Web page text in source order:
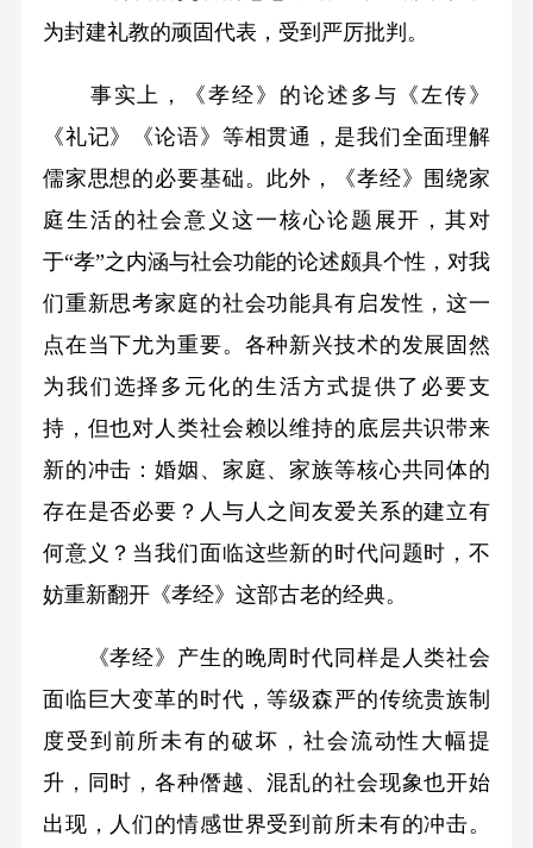
为封建礼教的顽固代表，受到严厉批判。
事实上，《孝经》的论述多与《左传》
《礼记》《论语》等相贯通，是我们全面理解
儒家思想的必要基础。此外，《孝经》围绕家
庭生活的社会意义这一核心论题展开，其对
于“孝”之内涵与社会功能的论述颇具个性，对我
们重新思考家庭的社会功能具有启发性，这一
点在当下尤为重要。各种新兴技术的发展固然
为我们选择多元化的生活方式提供了必要支
持，但也对人类社会赖以维持的底层共识带来
新的冲击：婚姻、家庭、家族等核心共同体的
存在是否必要？人与人之间友爱关系的建立有
何意义？当我们面临这些新的时代问题时，不
妨重新翻开《孝经》这部古老的经典。
《孝经》产生的晚周时代同样是人类社会
面临巨大变革的时代，等级森严的传统贵族制
度受到前所未有的破坏，社会流动性大幅提
升，同时，各种僭越、混乱的社会现象也开始
出现，人们的情感世界受到前所未有的冲击。